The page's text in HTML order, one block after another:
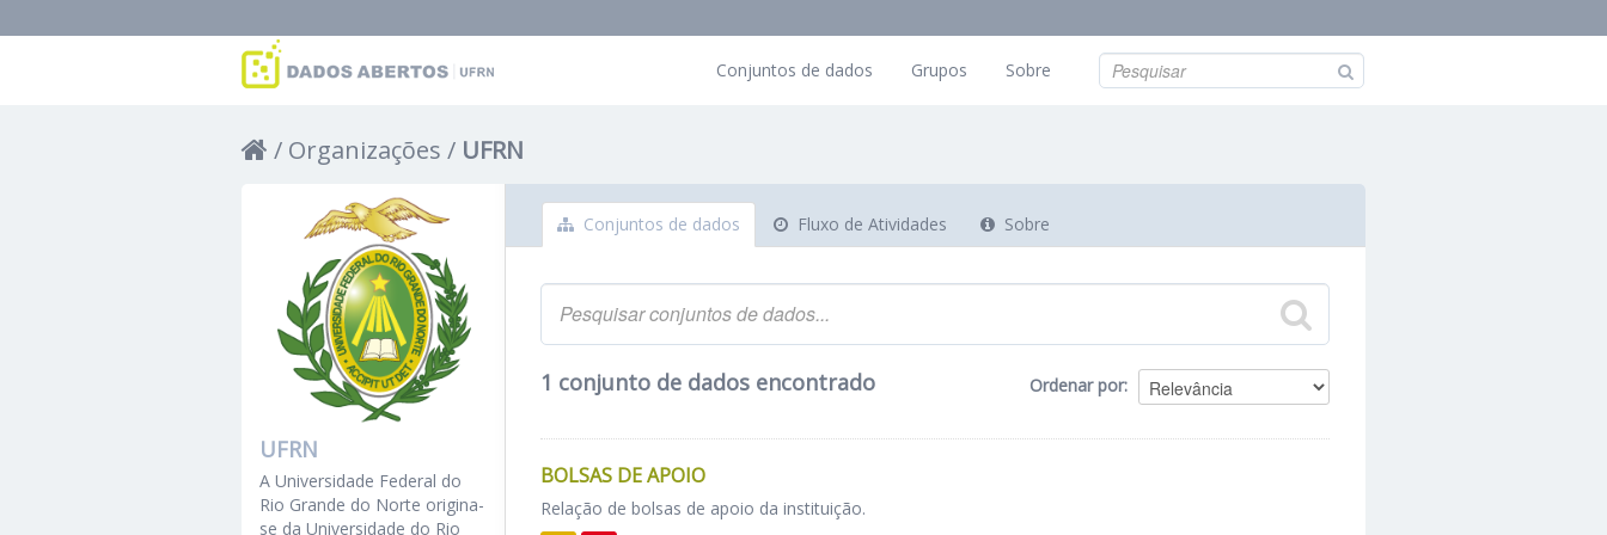
Conjuntos de dados Grupos Sobre
Organizações UFRN
Conjuntos de dados Fluxo de Atividades Sobre
Ordenar por
1 conjunto de dados encontrado
BOLSAS DE APOIO
Relação de bolsas de apoio da instituição.
UFRN
A Universidade Federal do
Rio Grande do Norte origina-
se da Universidade do Rio